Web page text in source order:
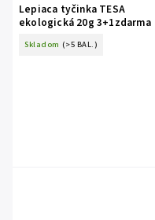
Lepiaca tyčinka TESA
ekologická 20g 3+1zdarma
Skladom (>5 BAL.)